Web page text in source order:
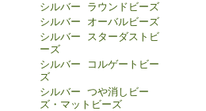
シルバー ラウンドビーズ
シルバー オーバルビーズ
シルバー スターダストビ
ーズ
シルバー コルゲートビー
ズ
シルバー つや消しビー
ズ・マットビーズ